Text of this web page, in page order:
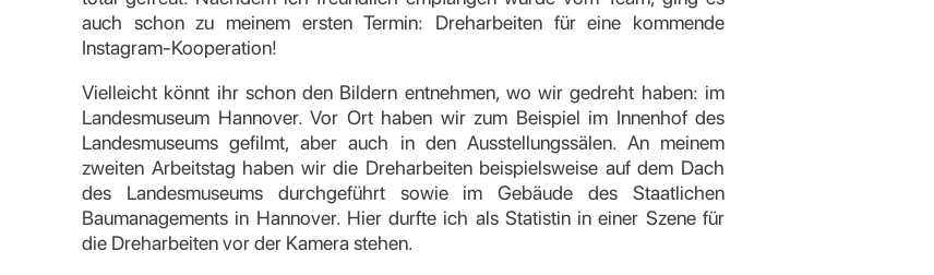
auch schon zu meinem ersten Termin: Dreharbeiten für eine kommende
Instagram-Kooperation!
Vielleicht könnt ihr schon den Bildern entnehmen, wo wir gedreht haben: im
Landesmuseum Hannover. Vor Ort haben wir zum Beispiel im Innenhof des
Landesmuseums gefilmt, aber auch in den Ausstellungssälen. An meinem
zweiten Arbeitstag haben wir die Dreharbeiten beispielsweise auf dem Dach
des Landesmuseums durchgeführt sowie im Gebäude des Staatlichen
Baumanagements in Hannover. Hier durfte ich als Statistin in einer Szene für
die Dreharbeiten vor der Kamera stehen.